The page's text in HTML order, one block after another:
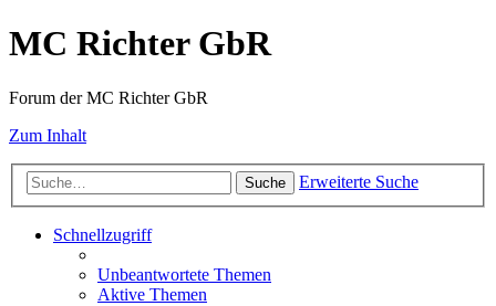
MC Richter GbR
Forum der MC Richter GbR
Zum Inhalt
Suche Erweiterte Suche
Schnellzugriff
Unbeantwortete Themen
Aktive Themen